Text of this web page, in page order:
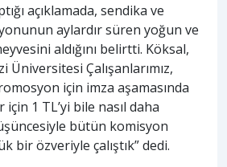
açıklamada, sendika ve
aylardır süren yoğun ve
aldığını belirtti. Köksal,
Üniversitesi Çalışanlarımız,
için imza aşamasında
için 1 TL’yi bile nasıl daha
bütün komisyon
bir özveriyle çalıştık” dedi.